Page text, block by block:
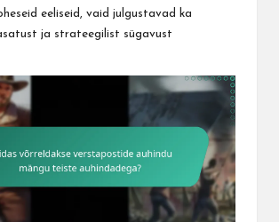
eeliseid, vaid julgustavad ka
ja strateegilist sügavust